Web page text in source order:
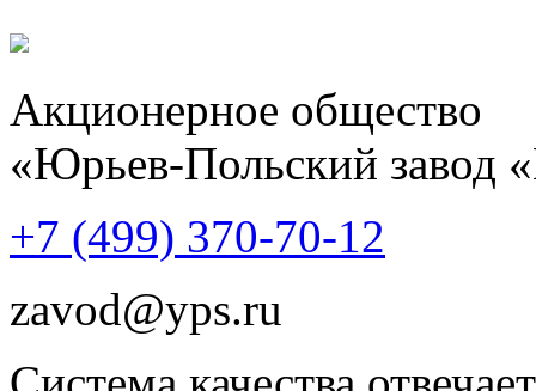
Акционерное общество
«Юрьев-Польский завод
+7 (499) 370-70-12
zavod@yps.ru